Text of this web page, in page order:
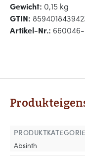
Gewicht: 0,15 kg
GTIN:
Artikel-Nr.:
Absinth